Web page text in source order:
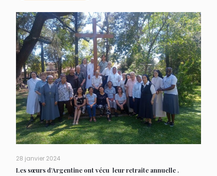
28 janvier 2024
Les sœurs d’Argentine ont vécu leur retraite annuelle .